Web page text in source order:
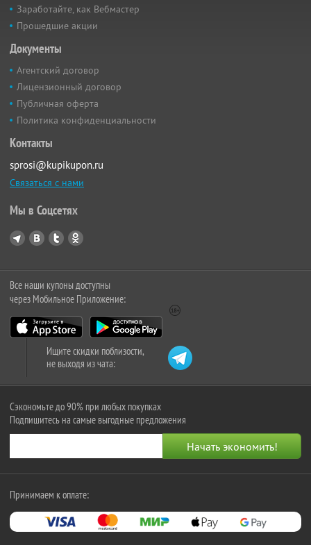
Заработайте, как Вебмастер
Прошедшие акции
Документы
Агентский договор
Лицензионный договор
Публичная оферта
Политика конфиденциальности
Контакты
sprosi@kupikupon.ru
Связаться с нами
Мы в Соцсетях
Все наши купоны доступны
через Мобильное Приложение:
Ищите скидки поблизости,
не выходя из чата:
Сэкономьте до 90% при любых покупках
Подпишитесь на самые выгодные предложения
Принимаем к оплате: